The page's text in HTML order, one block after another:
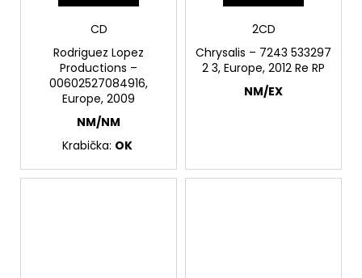
CD
Rodriguez Lopez
Productions –
00602527084916,
Europe, 2009
NM/NM
Krabička: OK
2CD
Chrysalis – 7243 533297
2 3, Europe, 2012 Re RP
NM/EX